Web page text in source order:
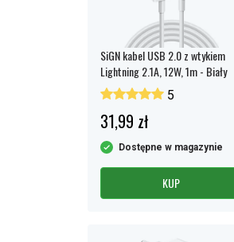
SiGN kabel USB 2.0 z wtykiem
Lightning 2.1A, 12W, 1m - Biały
5
31,99 zł
Dostępne w magazynie
KUP